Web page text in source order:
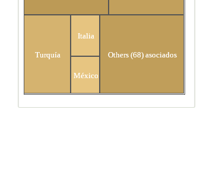
Turquía
Italia
México
Others (68) asociados